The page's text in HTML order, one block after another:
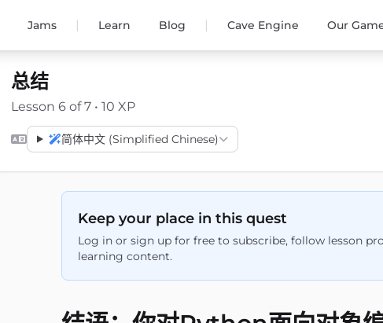
Jams | Learn Blog | Cave Engine Our
总结
Lesson 6 of 7 • 10 XP
简体中文 (Simplified Chinese)
Keep your place in this quest
Log in or sign up for free to subscribe, follow lesson
learning content.